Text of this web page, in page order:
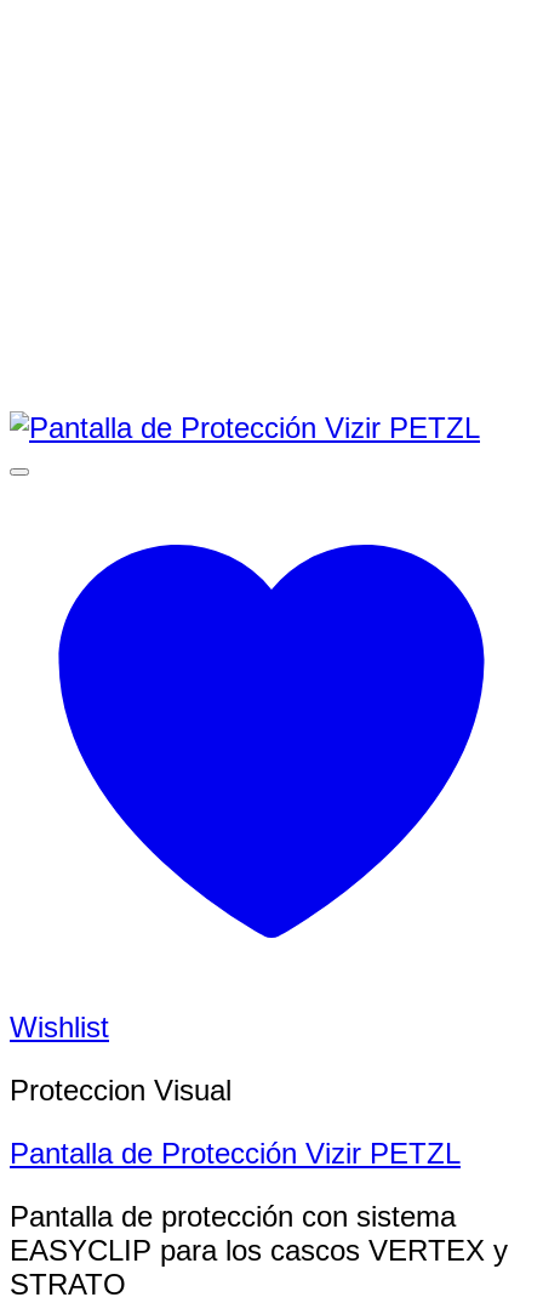
Wishlist
Proteccion Visual
Pantalla de Protección Vizir PETZL
Pantalla de protección con sistema
EASYCLIP para los cascos VERTEX y
STRATO